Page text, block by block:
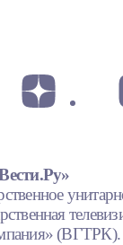
(ВГТРК).